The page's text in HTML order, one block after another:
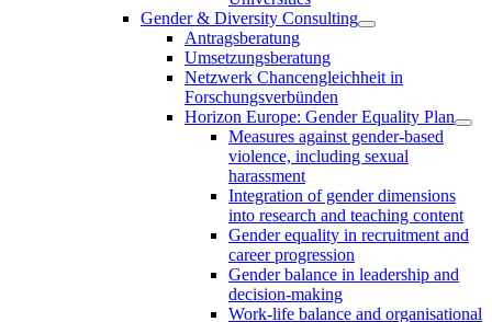
Gender & Diversity Consulting
Antragsberatung
Umsetzungsberatung
Netzwerk Chancengleichheit in
Forschungsverbünden
Horizon Europe: Gender Equality Plan
Measures against gender-based
violence, including sexual
harassment
Integration of gender dimensions
into research and teaching content
Gender equality in recruitment and
career progression
Gender balance in leadership and
decision-making
Work-life balance and organisational